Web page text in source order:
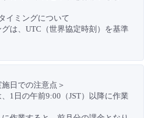
見る
イミングについて
は、UTC（世界協定時刻）を基準
日での注意点＞
1日の午前9:00（JST）以降に作業